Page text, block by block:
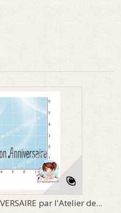
par l'Atelier de...